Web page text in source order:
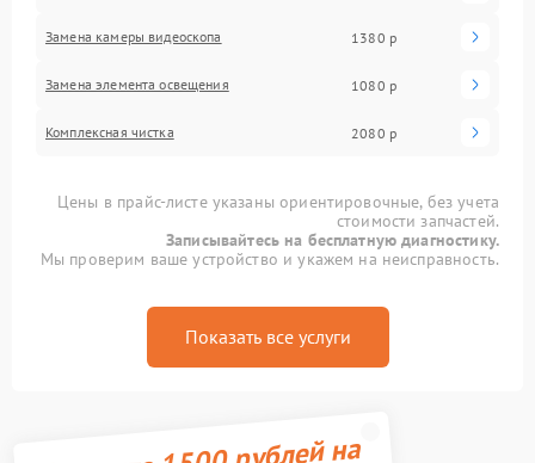
Замена камеры видеоскопа 1380 р
Замена элемента освещения 1080 р
Комплексная чистка 2080 р
Цены в прайс-листе указаны ориентировочные, без учета
стоимости запчастей.
Записывайтесь на бесплатную диагностику.
Мы проверим ваше устройство и укажем на неисправность.
Показать все услуги